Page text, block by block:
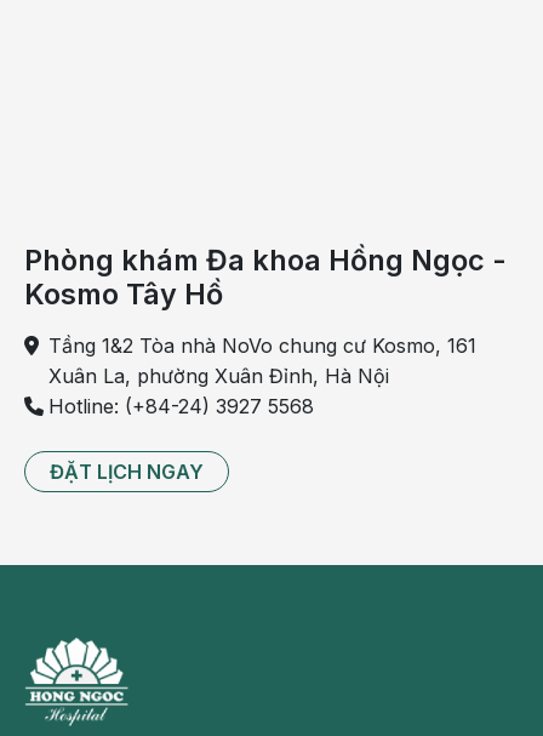
Phòng khám Đa khoa Hồng Ngọc -
Kosmo Tây Hồ
Tầng 1&2 Tòa nhà NoVo chung cư Kosmo, 161
Xuân La, phường Xuân Đỉnh, Hà Nội
Hotline: (+84-24) 3927 5568
ĐẶT LỊCH NGAY